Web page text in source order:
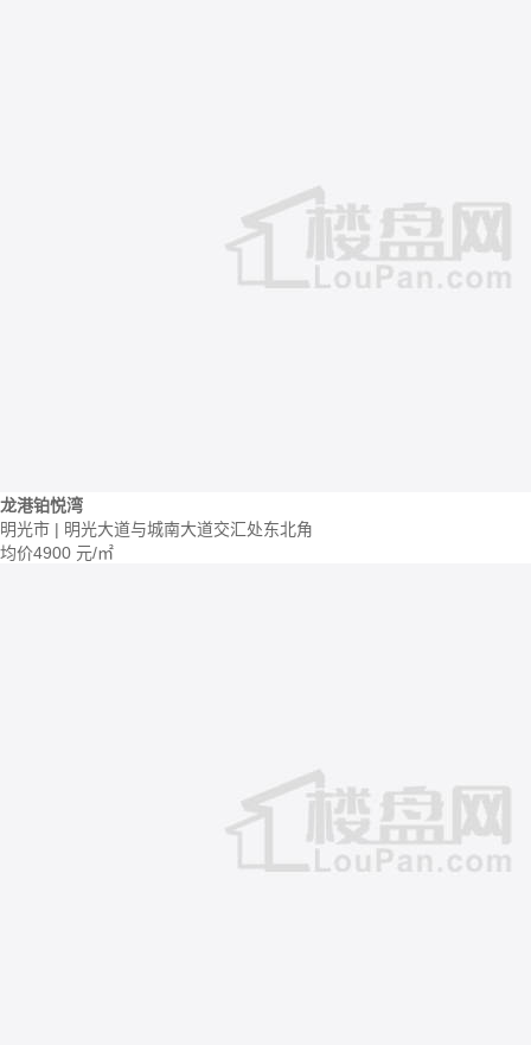
龙港铂悦湾
明光市 | 明光大道与城南大道交汇处东北角
均价4900 元/㎡